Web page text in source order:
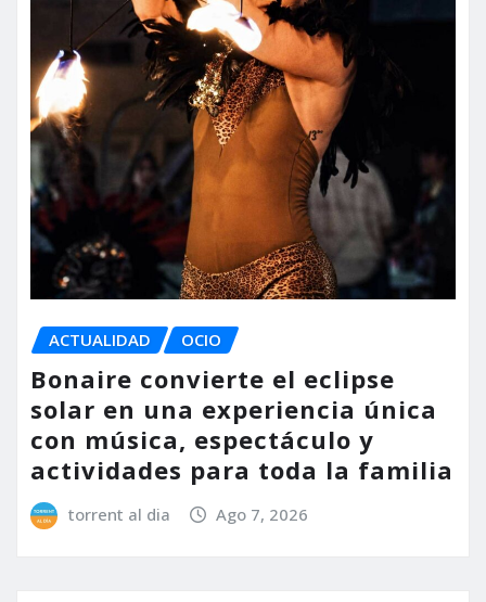
ACTUALIDAD OCIO
Bonaire convierte el eclipse
solar en una experiencia única
con música, espectáculo y
actividades para toda la familia
torrent al dia Ago 7, 2026